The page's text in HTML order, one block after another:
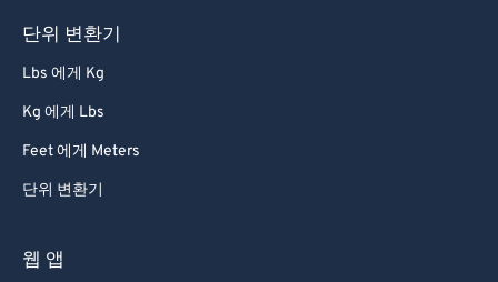
단위 변환기
Lbs 에게 Kg
Kg 에게 Lbs
Feet 에게 Meters
단위 변환기
웹 앱